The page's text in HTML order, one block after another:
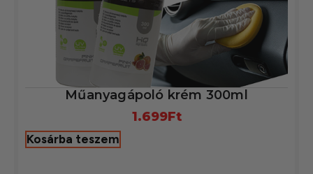
Műanyagápoló krém 300ml
1.699Ft
Kosárba teszem